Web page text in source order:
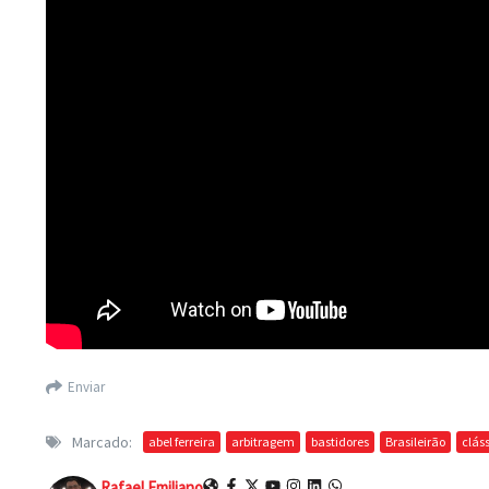
Enviar
Marcado: abel ferreira arbitragem bastidores Brasileirão